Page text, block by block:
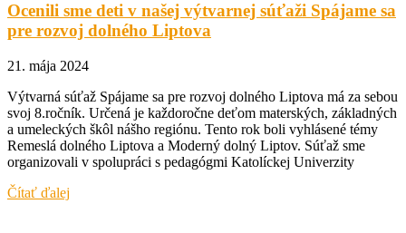
Ocenili sme deti v našej výtvarnej súťaži Spájame sa
pre rozvoj dolného Liptova
21. mája 2024
Výtvarná súťaž Spájame sa pre rozvoj dolného Liptova má za sebou
svoj 8.ročník. Určená je každoročne deťom materských, základných
a umeleckých škôl nášho regiónu. Tento rok boli vyhlásené témy
Remeslá dolného Liptova a Moderný dolný Liptov. Súťaž sme
organizovali v spolupráci s pedagógmi Katolíckej Univerzity
Čítať ďalej